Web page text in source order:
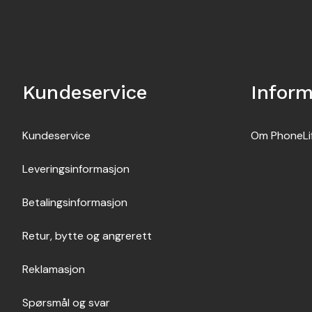
Kundeservice
Kundeservice
Leveringsinformasjon
Betalingsinformasjon
Retur, bytte og angrerett
Reklamasjon
Spørsmål og svar
Om